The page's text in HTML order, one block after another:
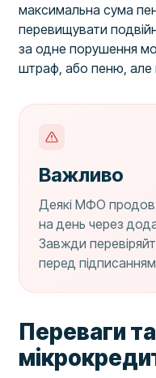
максимальна сума
перевищувати
за одне порушення
штраф, або пеню, але
Важливо
Деякі МФО
на день через
Завжди
перед
Переваги